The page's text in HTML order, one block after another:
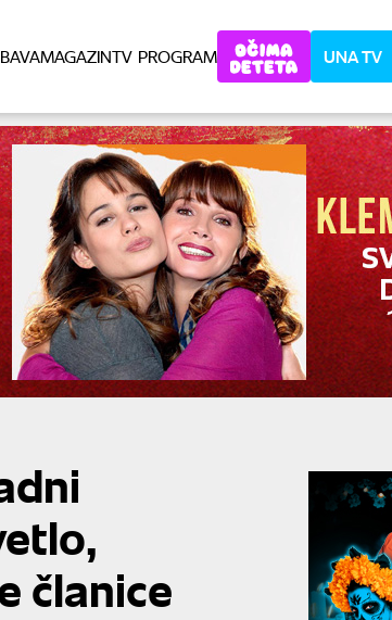
MAGAZINTV PROGRAM UNA TV
članice